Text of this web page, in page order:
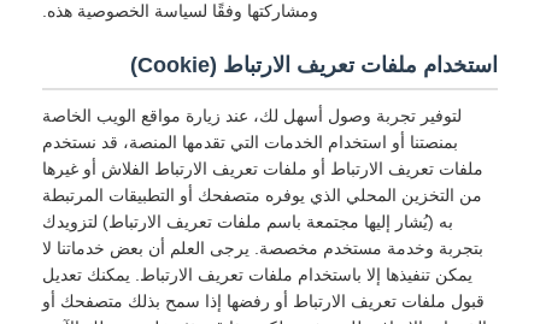
ومشاركتها وفقًا لسياسة الخصوصية هذه.
استخدام ملفات تعريف الارتباط (Cookie)
لتوفير تجربة وصول أسهل لك، عند زيارة مواقع الويب الخاصة
بمنصتنا أو استخدام الخدمات التي تقدمها المنصة، قد نستخدم
ملفات تعريف الارتباط أو ملفات تعريف الارتباط الفلاش أو غيرها
من التخزين المحلي الذي يوفره متصفحك أو التطبيقات المرتبطة
به (يُشار إليها مجتمعة باسم ملفات تعريف الارتباط) لتزويدك
بتجربة وخدمة مستخدم مخصصة. يرجى العلم أن بعض خدماتنا لا
يمكن تنفيذها إلا باستخدام ملفات تعريف الارتباط. يمكنك تعديل
قبول ملفات تعريف الارتباط أو رفضها إذا سمح بذلك متصفحك أو